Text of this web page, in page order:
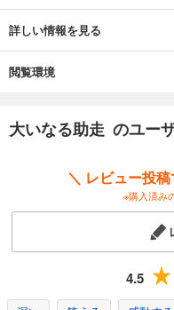
詳しい情報を見る
閲覧環境
大いなる助走 のユー
＼ レビュー投
※購入済み
4.5